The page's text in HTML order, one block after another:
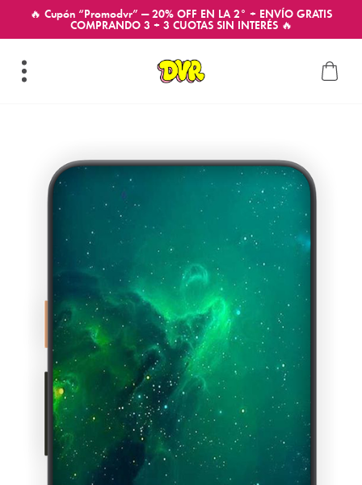
🔥 Cupón “Promodvr” — 20% OFF EN LA 2° + ENVÍO GRATIS
COMPRANDO 3 + 3 CUOTAS SIN INTERÉS 🔥